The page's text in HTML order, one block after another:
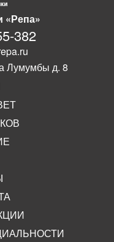
«Репа»
382
Лумумбы д. 8